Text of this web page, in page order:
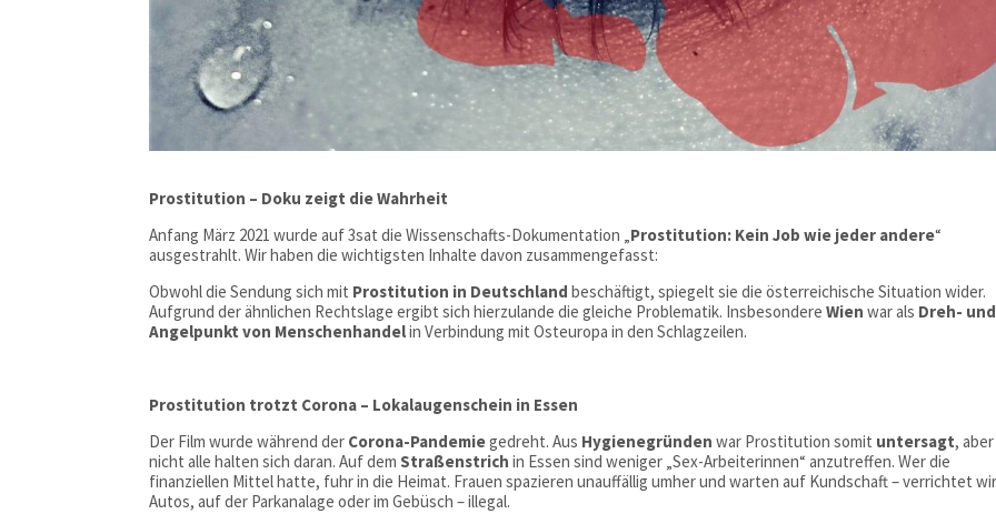
Prostitution – Doku zeigt die Wahrheit
Anfang März 2021 wurde auf 3sat die Wissenschafts-Dokumentation „Prostitution: Kein Job wie jeder andere“
ausgestrahlt. Wir haben die wichtigsten Inhalte davon zusammengefasst:
Obwohl die Sendung sich mit Prostitution in Deutschland beschäftigt, spiegelt sie die österreichische Situation wider.
Aufgrund der ähnlichen Rechtslage ergibt sich hierzulande die gleiche Problematik. InsbesondereWien war als Dreh- und
Angelpunkt von Menschenhandelin Verbindung mit Osteuropa in den Schlagzeilen.
Prostitution trotzt Corona – Lokalaugenschein in Essen
Der Film wurde während der Corona-Pandemiegedreht. Aus Hygienegründen war Prostitution somit untersagt, aber
nicht alle halten sich daran. Auf demStraßenstrich in Essen sind weniger „Sex-Arbeiterinnen“ anzutreffen. Wer die
finanziellen Mittel hatte, fuhr in die Heimat. Frauen spazieren unauffällig umher und warten auf Kundschaft – verrichtet
Autos, auf der Parkanalage oder im Gebüsch – illegal.